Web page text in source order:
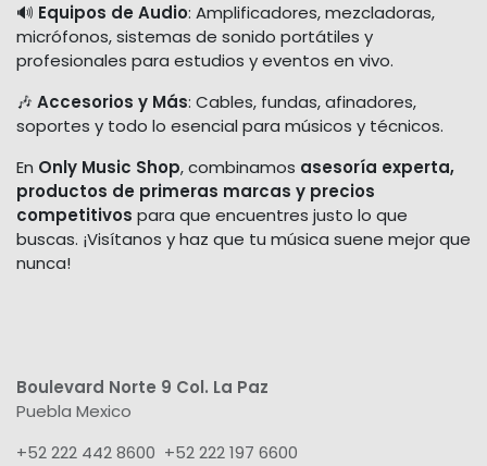
🔊 Equipos de Audio: Amplificadores, mezcladoras,
micrófonos, sistemas de sonido portátiles y
profesionales para estudios y eventos en vivo.
🎶 Accesorios y Más: Cables, fundas, afinadores,
soportes y todo lo esencial para músicos y técnicos.
En Only Music Shop, combinamos asesoría experta,
productos de primeras marcas y precios
competitivos para que encuentres justo lo que
buscas. ¡Visítanos y haz que tu música suene mejor que
nunca!
Boulevard Norte 9 Col. La Paz
Puebla Mexico
+52 222 442 8600 +52 222 197 6600